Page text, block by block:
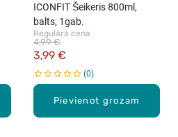
Pievienot grozam
ICONFIT Šeikeris 800ml,
balts, 1gab.
Regulārā cena
3,99 €
4,99 €
0